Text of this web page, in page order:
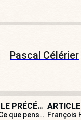
Pascal Célérier
ARTICLE PRÉCÉDENT
Livre / Ce que penser veut dire, d’Alain de Benoist